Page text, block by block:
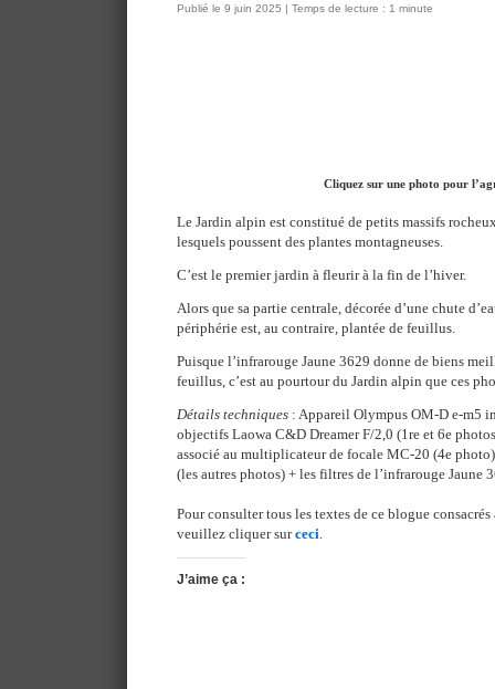
Publié le 9 juin 2025 | Temps de lecture : 1 minute
Cliquez sur une photo pour
Le Jardin alpin est constitué de petits massifs
lesquels poussent des plantes montagneuses.
C’est le premier jardin à fleurir à la fin de l’hiver.
Alors que sa partie centrale, décorée d’une chute
périphérie est, au contraire, plantée de feuillus.
Puisque l’infrarouge Jaune 3629 donne de biens
feuillus, c’est au pourtour du Jardin alpin que ces
Détails techniques : Appareil Olympus OM-D e-m5
objectifs Laowa C&D Dreamer F/2,0 (1re et 6e
associé au multiplicateur de focale MC-20 (4e
(les autres photos) + les filtres de l’infrarouge Jaune
Pour consulter tous les textes de ce blogue
veuillez cliquer surceci
J’aime ça :